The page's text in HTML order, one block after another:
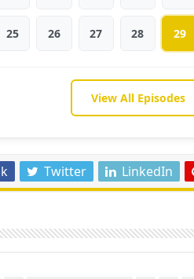
25 26 27 28 29
View All Episodes
Twitter LinkedIn